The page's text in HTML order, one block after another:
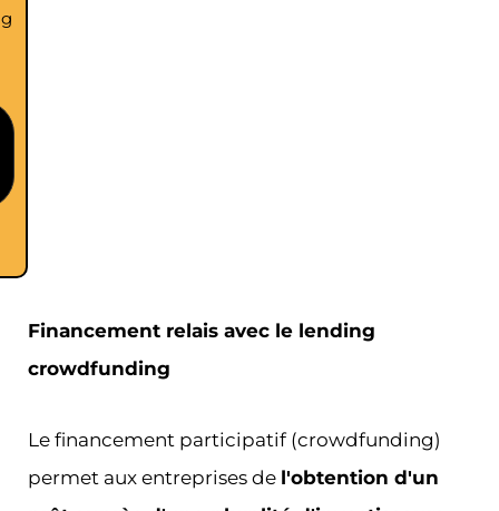
Financement relais avec le lending
crowdfunding
Le financement participatif (crowdfunding)
permet aux entreprises de l'obtention d'un